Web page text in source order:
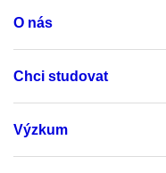
O nás
Chci studovat
Výzkum